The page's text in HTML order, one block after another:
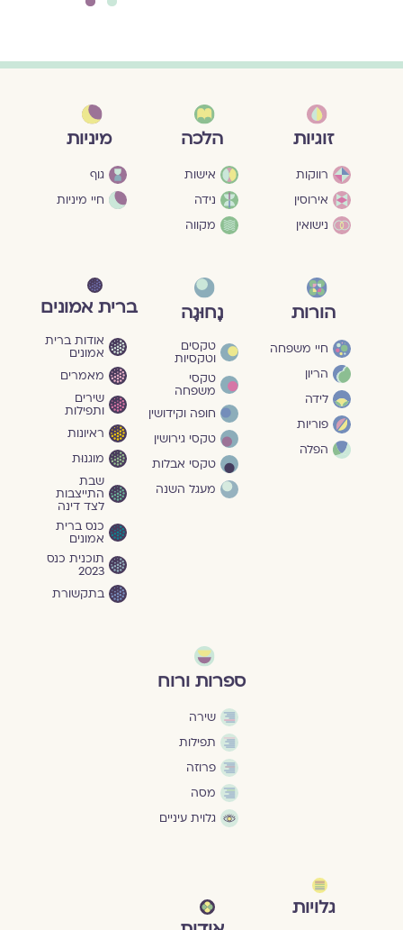
זוגיות
רווקות
אירוסין
נישואין
הלכה
אישות
נידה
מקווה
מיניות
גוף
חיי מיניות
הורות
חיי משפחה
הריון
לידה
פוריות
הפלה
נָחוּגָה
טקסים
וטקסיות
טקסי
משפחה
חופה וקידושין
טקסי גירושין
טקסי אבלות
מעגל השנה
ברית אמונים
אודות ברית
אמונים
מאמרים
שירים
ותפילות
ראיונות
מוגנוּת
שבת
התייצבות
לצד דינה
כנס ברית
אמונים
תוכנית כנס
2023
בתקשורת
ספרות ורוח
שירה
תפילות
פרוזה
מסה
גלוית עיניים
גלויות